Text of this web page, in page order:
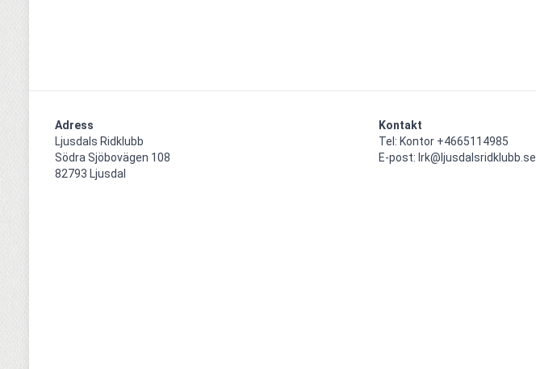
Adress
Ljusdals Ridklubb
Södra Sjöbovägen 108
82793 Ljusdal
Kontakt
Tel: Kontor +4665114985
E-post: lrk@ljusdalsridklubb.se